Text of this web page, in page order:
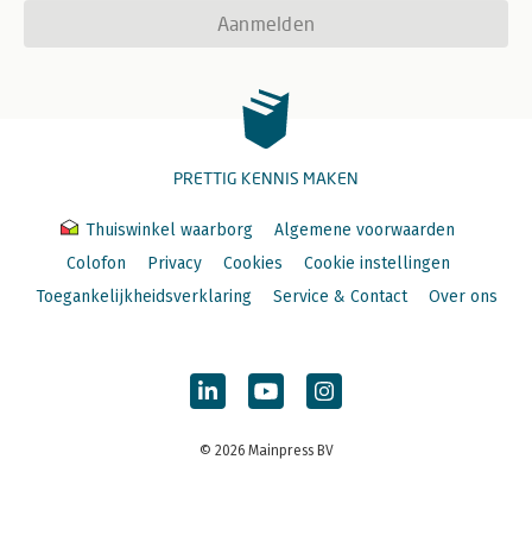
Aanmelden
PRETTIG KENNIS MAKEN
Thuiswinkel waarborg
Algemene voorwaarden
Colofon
Privacy Cookies
Cookie instellingen
Toegankelijkheidsverklaring
Service & Contact Over ons
© 2026 Mainpress BV